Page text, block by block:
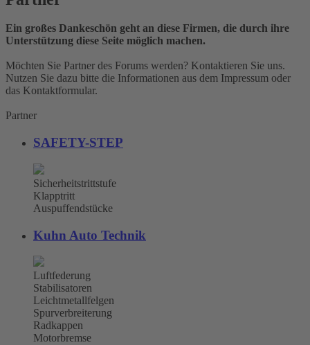
Ein großes Dankeschön geht an diese Firmen, die durch ihre
Unterstützung diese Seite möglich machen.
Möchten Sie Partner des Forums werden? Kontaktieren Sie uns.
Nutzen Sie dazu bitte die Informationen aus dem Impressum oder
das Kontaktformular.
Partner
SAFETY-STEP
Sicherheitstrittstufe
Klapptritt
Auspuffendstücke
Kuhn Auto Technik
Luftfederung
Stabilisatoren
Leichtmetallfelgen
Spurverbreiterung
Radkappen
Motorbremse